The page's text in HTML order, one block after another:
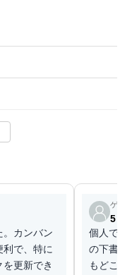
。カンバン
利で、特に
更新でき
ゲス
5
個人で、
の下書き
もどこ